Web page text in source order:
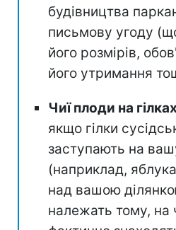
будівництва
письмову угоду
його розмірів,
його утримання
Чиї плоди на
якщо гілки
заступають на
(наприклад,
над вашою
належать тому, на